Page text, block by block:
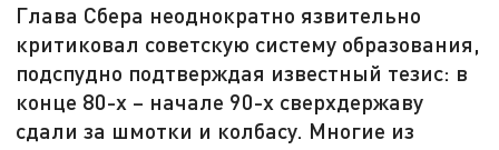
Глава Сбера неоднократно язвительно
критиковал советскую систему образования,
подспудно подтверждая известный тезис: в
конце 80-х – начале 90-х сверхдержаву
сдали за шмотки и колбасу. Многие из